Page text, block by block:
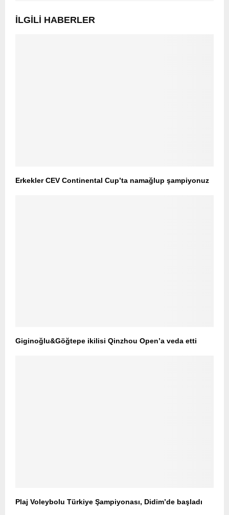
İLGILI HABERLER
Erkekler CEV Continental Cup’ta namağlup şampiyonuz
Giginoğlu&Göğtepe ikilisi Qinzhou Open’a veda etti
Plaj Voleybolu Türkiye Şampiyonası, Didim’de başladı